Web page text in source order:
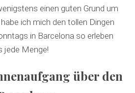
einen guten Grund um
ich mich den tollen Dingen
in Barcelona so erleben
jede Menge!
über den